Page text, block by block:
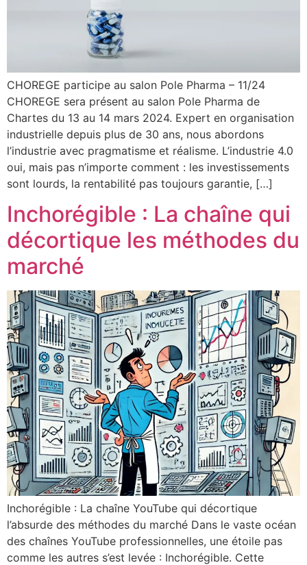
CHOREGE participe au salon Pole Pharma – 11/24
CHOREGE sera présent au salon Pole Pharma de
Chartes du 13 au 14 mars 2024. Expert en organisation
industrielle depuis plus de 30 ans, nous abordons
l’industrie avec pragmatisme et réalisme. L’industrie 4.0
oui, mais pas n’importe comment : les investissements
sont lourds, la rentabilité pas toujours garantie, […]
Inchorégible : La chaîne qui
décortique les méthodes du
marché
Inchorégible : La chaîne YouTube qui décortique
l’absurde des méthodes du marché Dans le vaste océan
des chaînes YouTube professionnelles, une étoile pas
comme les autres s’est levée : Inchorégible. Cette